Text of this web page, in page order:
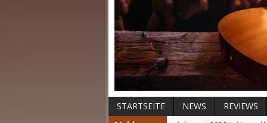
STARTSEITE NEWS REVIEWS